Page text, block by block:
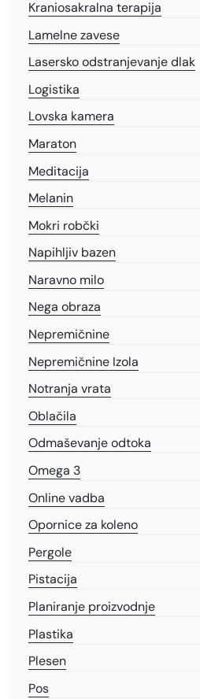
Kraniosakralna terapija
Lamelne zavese
Lasersko odstranjevanje dlak
Logistika
Lovska kamera
Maraton
Meditacija
Melanin
Mokri robčki
Napihljiv bazen
Naravno milo
Nega obraza
Nepremičnine
Nepremičnine Izola
Notranja vrata
Oblačila
Odmaševanje odtoka
Omega 3
Online vadba
Opornice za koleno
Pergole
Pistacija
Planiranje proizvodnje
Plastika
Plesen
Pos